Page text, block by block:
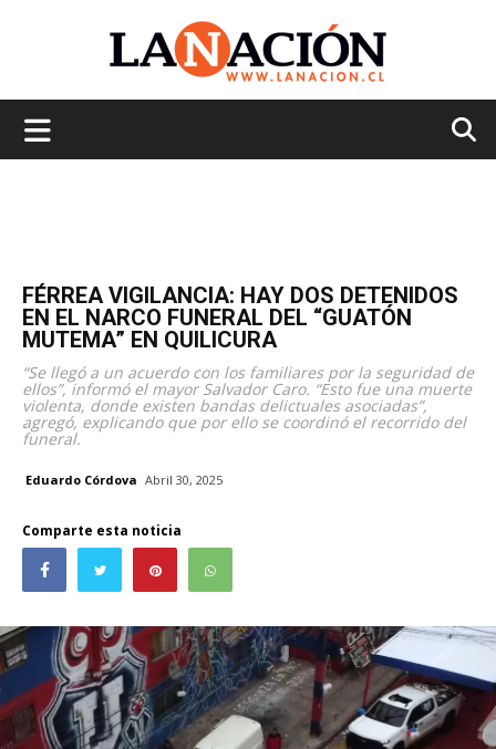
FÉRREA VIGILANCIA: HAY DOS DETENIDOS
EN EL NARCO FUNERAL DEL “GUATÓN
MUTEMA” EN QUILICURA
“Se llegó a un acuerdo con los familiares por la seguridad de
ellos”, informó el mayor Salvador Caro. “Esto fue una muerte
violenta, donde existen bandas delictuales asociadas”,
agregó, explicando que por ello se coordinó el recorrido del
funeral.
Eduardo Córdova Abril 30, 2025
Comparte esta noticia